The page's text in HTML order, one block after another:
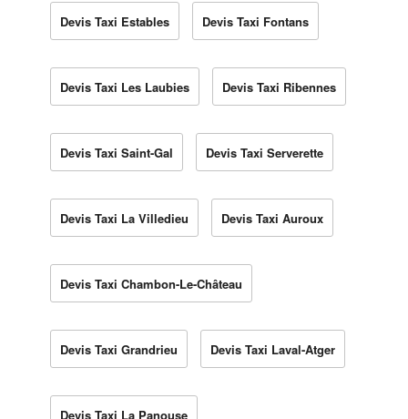
Devis Taxi Estables Devis Taxi Fontans
Devis Taxi Les Laubies Devis Taxi Ribennes
Devis Taxi Saint-Gal Devis Taxi Serverette
Devis Taxi La Villedieu Devis Taxi Auroux
Devis Taxi Chambon-Le-Château
Devis Taxi Grandrieu Devis Taxi Laval-Atger
Devis Taxi La Panouse